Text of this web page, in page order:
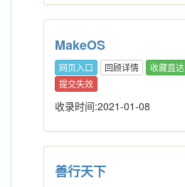
MakeOS
网页入口 回顾详情
收藏直达
提交失效
收录时间:2021-01-08
善行天下